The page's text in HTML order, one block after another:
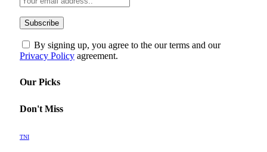
By signing up, you agree to the our terms and our
Privacy Policy agreement.
Our Picks
Don't Miss
TNI